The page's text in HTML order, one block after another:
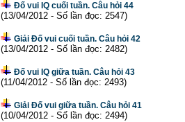
Đố vui IQ cuối tuần. Câu hỏi 44
(13/04/2012 - Số lần đọc: 2547)
Giải Đố vui cuối tuần. Câu hỏi 42
(13/04/2012 - Số lần đọc: 2482)
Đố vui IQ giữa tuần. Câu hỏi 43
(11/04/2012 - Số lần đọc: 2493)
Giải Đố vui giữa tuần. Câu hỏi 41
(10/04/2012 - Số lần đọc: 2494)